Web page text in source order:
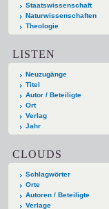
Staatswissenschaft
Naturwissenschaften
Theologie
LISTEN
Neuzugänge
Titel
Autor / Beteiligte
Ort
Verlag
Jahr
CLOUDS
Schlagwörter
Orte
Autoren / Beteiligte
Verlage